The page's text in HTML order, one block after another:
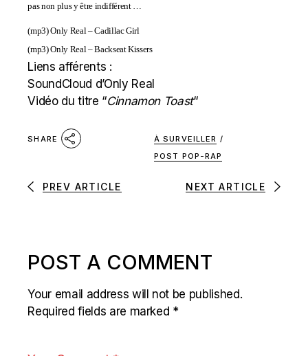
pas non plus y être indifférent …
(mp3)Only Real – Cadillac Girl
(mp3)Only Real – Backseat Kissers
Liens afférents :
SoundCloud d’Only Real
Vidéo du titre “Cinnamon Toast“
SHARE À SURVEILLER /
POST POP-RAP
PREV ARTICLE NEXT ARTICLE
POST A COMMENT
Your email address will not be published.
Required fields are marked *